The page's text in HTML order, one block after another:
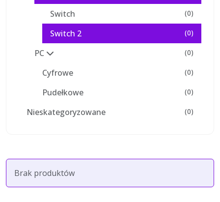
Switch (0)
Switch 2 (0)
PC (0)
Cyfrowe (0)
Pudełkowe (0)
Nieskategoryzowane (0)
Brak produktów